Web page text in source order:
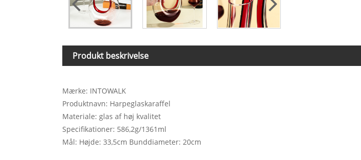
Produkt beskrivelse
Mærke: INTOWALK
Produktnavn: Harpeglaskaraffel
Materiale: glas af høj kvalitet
Specifikationer: 586,2g/1361ml
Mål: Højde: 33,5cm Bunddiameter: 20cm